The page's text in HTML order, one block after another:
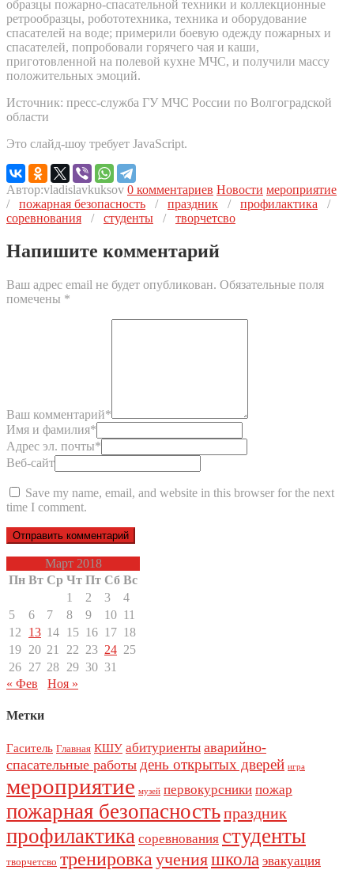
образцы пожарно-спасательной техники и коллекционные
ретрообразцы, робототехника, техника и оборудование
спасателей на воде; примерили боевую одежду пожарных и
спасателей, попробовали горячего чая и каши,
приготовленной на полевой кухне МЧС, и получили массу
положительных эмоций.
Источник: пресс-служба ГУ МЧС России по Волгоградской
области
Это слайд-шоу требует JavaScript.
Автор:vladislavkuksov 0 комментариев Новости мероприятие
/ пожарная безопасность / праздник / профилактика /
соревнования / студенты / творчетсво
Напишите комментарий
Ваш адрес email не будет опубликован. Обязательные поля
помечены *
Ваш комментарий*
Имя и фамилия*
Адрес эл. почты*
Веб-сайт
Save my name, email, and website in this browser for the next
time I comment.
Март 2018
Пн Вт Ср Чт Пт Сб Вс
1
2 3
4
5
6 7 8 9 10 11
12
13 14 15 16 17 18
19 20 21 22 23 24 25
26 27 28 29 30 31
« Фев
Ноя »
Метки
Гаситель Главная КШУ абитуриенты аварийно-
спасательные работы день открытых дверей игра
мероприятие музей первокурсники пожар
пожарная безопасностьпраздник
профилактика соревнования студенты
творчетсво тренировка ученияшкола эвакуация